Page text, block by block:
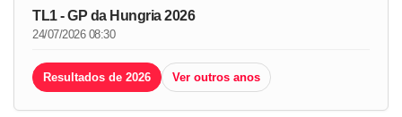
TL1 - GP da Hungria 2026
24/07/2026 08:30
Resultados de 2026 Ver outros anos